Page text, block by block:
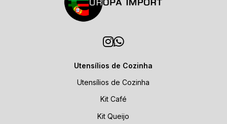
Utensílios de Cozinha
Utensílios de Cozinha
Kit Café
Kit Queijo